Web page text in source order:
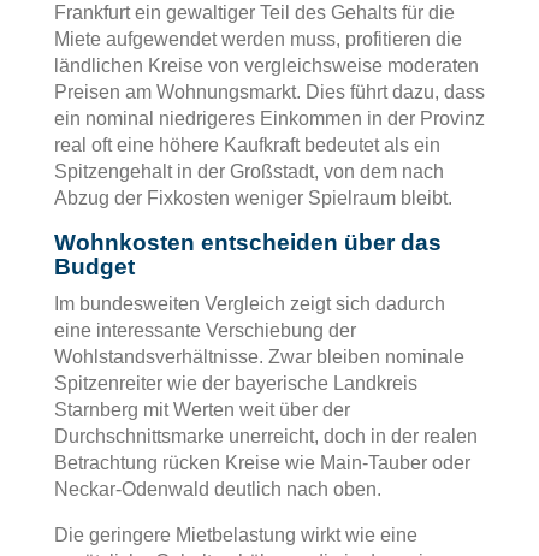
Frankfurt ein gewaltiger Teil des Gehalts für die
Miete aufgewendet werden muss, profitieren die
ländlichen Kreise von vergleichsweise moderaten
Preisen am Wohnungsmarkt. Dies führt dazu, dass
ein nominal niedrigeres Einkommen in der Provinz
real oft eine höhere Kaufkraft bedeutet als ein
Spitzengehalt in der Großstadt, von dem nach
Abzug der Fixkosten weniger Spielraum bleibt.
Wohnkosten entscheiden über das
Budget
Im bundesweiten Vergleich zeigt sich dadurch
eine interessante Verschiebung der
Wohlstandsverhältnisse. Zwar bleiben nominale
Spitzenreiter wie der bayerische Landkreis
Starnberg mit Werten weit über der
Durchschnittsmarke unerreicht, doch in der realen
Betrachtung rücken Kreise wie Main-Tauber oder
Neckar-Odenwald deutlich nach oben.
Die geringere Mietbelastung wirkt wie eine